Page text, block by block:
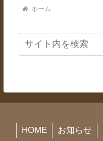
ホーム
HOME お知らせ